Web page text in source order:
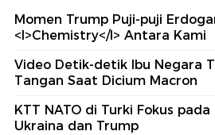
Momen Trump Puji-puji
<I>Chemistry</I> Antara Kami
Video Detik-detik Ibu Negara
Tangan Saat Dicium Macron
KTT NATO di Turki Fokus
Ukraina dan Trump